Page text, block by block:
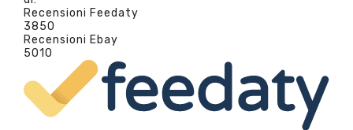
Recensioni Feedaty
3850
Recensioni Ebay
5010